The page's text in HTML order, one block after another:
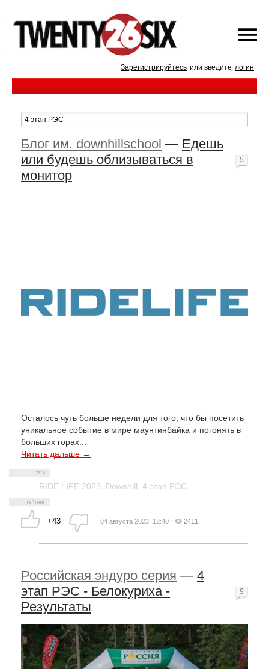
Зарегистрируйтесь или введите логин
Блог им. downhillschool — Едешь
или будешь облизываться в
монитор
Осталось чуть больше недели для того, что бы посетить
уникальное событие в мире маунтинбайка и погонять в
больших горах...
Читать дальше →
RIDE LIFE 2023, Downhill, 4 этап РЭС
+43
5
04 августа 2023, 12:40 2411
Российская эндуро серия — 4
этап РЭС - Белокуриха -
Результаты
9